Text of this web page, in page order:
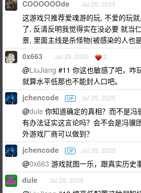
COOOOOOde Jul 25, 2025
这游戏只推荐爱魂游的玩, 不爱的玩
了, 反清反明我觉得实在没必要 就当
景, 里面主线是杀怪物(被感染的人也
0x663 Jul 25, 2025 2
@LiuJiang #11 你这也敏感了吧，咋
就算水平低那也不能封人口吧。
jchencode OP Jul 25, 2025
@dule 你知道确定的真相？而不是冯
有办法证实这言论吗？会不会是冯骥
外游戏厂商可以做到？
jchencode OP Jul 25, 2025
@0x663 游戏就图一乐，跟真实历史
dule Jul 25, 2025